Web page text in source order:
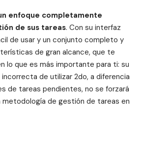
enfoque completamente
de sus tareas. Con su interfaz
de usar y un conjunto completo y
de gran alcance, que te
lo que es más importante para ti: su
incorrecta de utilizar 2do, a diferencia
de tareas pendientes, no se forzará
metodología de gestión de tareas en